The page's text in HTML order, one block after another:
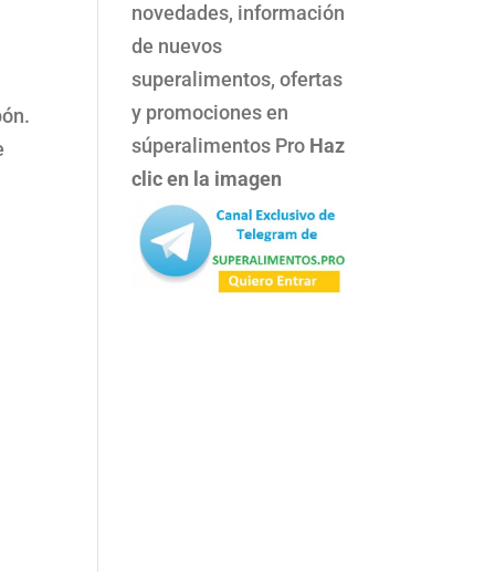
novedades, información
de nuevos
superalimentos, ofertas
y promociones en
súperalimentos Pro Haz
clic en la imagen